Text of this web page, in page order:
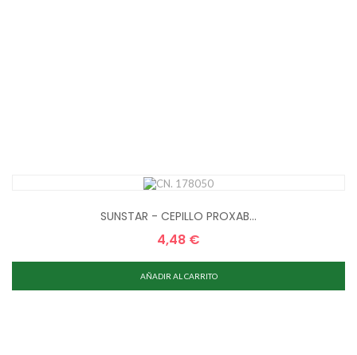
SUNSTAR - CEPILLO PROXAB...
Precio
4,48 €
AÑADIR AL CARRITO